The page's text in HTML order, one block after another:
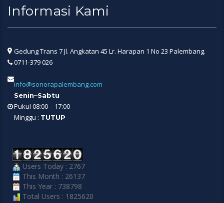
Informasi Kami
Gedung Trans 7 Jl. Angkatan 45 Lr. Harapan 1 No 23 Palembang.
0711-379 026
info@sonorapalembang.com
Senin–Sabtu
Pukul 08:00 – 17:00
Minggu : TUTUP
Users Today : 2767
This Month : 26137
This Year : 738798
Total Users : 1825620